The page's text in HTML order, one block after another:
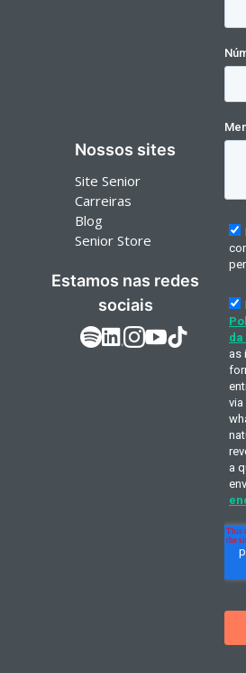
Nossos sites
Site Senior
Carreiras
Blog
Senior Store
Estamos nas redes
sociais